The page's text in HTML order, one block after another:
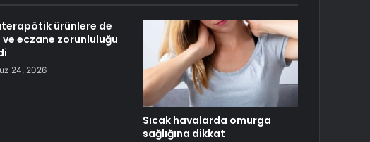
ürünlere de
eczane zorunluluğu
24, 2026
Sıcak havalarda omurga
sağlığına dikkat